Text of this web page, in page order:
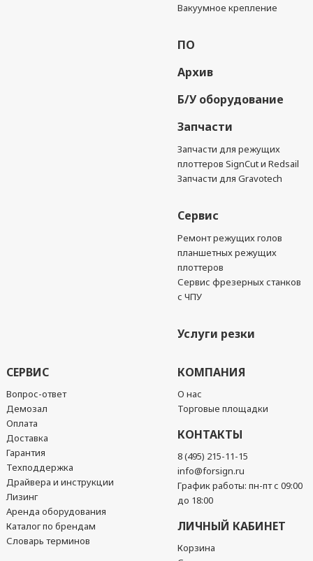
Вакуумное крепление
ПО
Архив
Б/У оборудование
Запчасти
Запчасти для режущих
плоттеров SignCut и Redsail
Запчасти для Gravotech
Сервис
Ремонт режущих голов
планшетных режущих
плоттеров
Сервис фрезерных станков
с ЧПУ
Услуги резки
СЕРВИС
Вопрос-ответ
Демозал
Оплата
Доставка
Гарантия
Техподдержка
Драйвера и инструкции
Лизинг
Аренда оборудования
Каталог по брендам
Словарь терминов
КОМПАНИЯ
О нас
Торговые площадки
КОНТАКТЫ
8 (495) 215-11-15
info@forsign.ru
График работы: пн-пт с 09:00
до 18:00
ЛИЧНЫЙ КАБИНЕТ
Корзина